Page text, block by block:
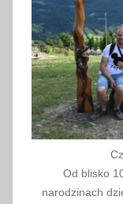
Od blisko
narodzinach